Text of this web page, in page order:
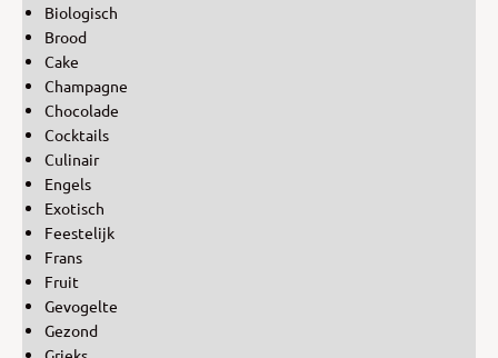
Biologisch
Brood
Cake
Champagne
Chocolade
Cocktails
Culinair
Engels
Exotisch
Feestelijk
Frans
Fruit
Gevogelte
Gezond